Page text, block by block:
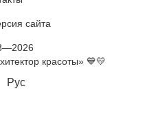
сайта
красоты» 💙💛
Рус